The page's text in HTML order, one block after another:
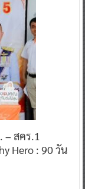
– สคร.1
Hero : 90 วัน